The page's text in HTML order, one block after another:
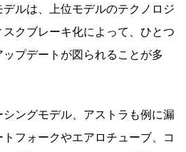
ルは、上位モデルのテクノロジ
クブレーキ化によって、ひとつ
プデートが図られることが多
ングモデル、アストラも例に漏
フォークやエアロチューブ、コ